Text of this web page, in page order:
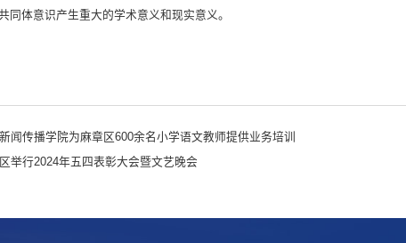
同体意识产生重大的学术意义和现实意义。
闻传播学院为麻章区600余名小学语文教师提供业务培训
举行2024年五四表彰大会暨文艺晚会